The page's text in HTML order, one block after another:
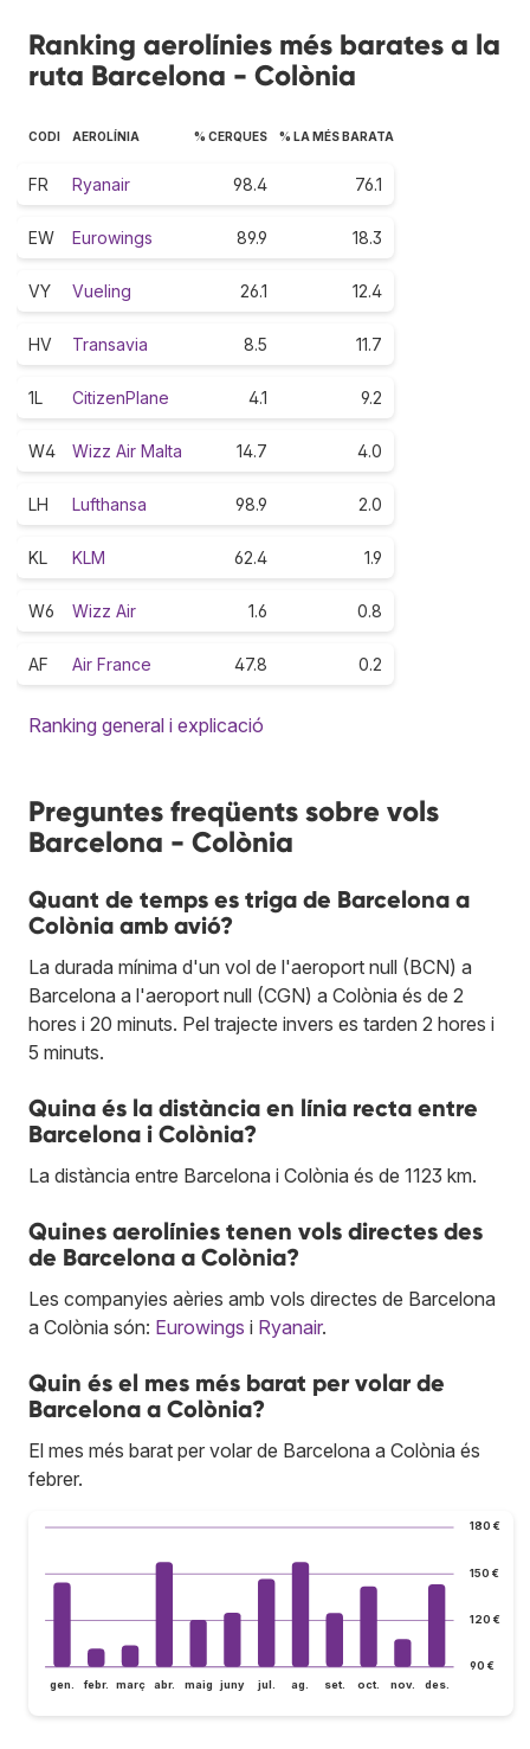
Ranking aerolínies més barates a la
ruta Barcelona - Colònia
CODI AEROLÍNIA % CERQUES % LA MÉS BARATA
FR Ryanair 98.4 76.1
EW Eurowings 89.9 18.3
VY Vueling 26.1 12.4
HV Transavia 8.5 11.7
1L CitizenPlane 4.1 9.2
W4 Wizz Air Malta 14.7 4.0
LH Lufthansa 98.9 2.0
KL KLM 62.4 1.9
W6 Wizz Air 1.6 0.8
AF Air France 47.8 0.2
Ranking general i explicació
Preguntes freqüents sobre vols
Barcelona - Colònia
Quant de temps es triga de Barcelona a
Colònia amb avió?
La durada mínima d'un vol de l'aeroport null (BCN) a
Barcelona a l'aeroport null (CGN) a Colònia és de 2
hores i 20 minuts. Pel trajecte invers es tarden 2 hores i
5 minuts.
Quina és la distància en línia recta entre
Barcelona i Colònia?
La distància entre Barcelona i Colònia és de 1123 km.
Quines aerolínies tenen vols directes des
de Barcelona a Colònia?
Les companyies aèries amb vols directes de Barcelona
a Colònia són: Eurowings i Ryanair.
Quin és el mes més barat per volar de
Barcelona a Colònia?
El mes més barat per volar de Barcelona a Colònia és
febrer.
90 €
120 €
150 €
180 €
gen. febr. març abr. maig juny jul. ag. set. oct. nov. des.